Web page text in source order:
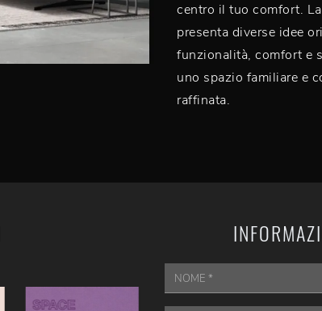
centro il tuo comfort.
presenta diverse idee
funzionalità, comfort e
uno spazio familiare e
raffinata.